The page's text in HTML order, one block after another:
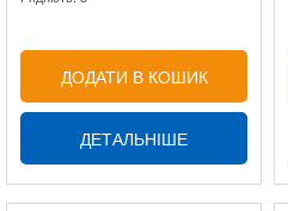
ДОДАТИ В КОШИК
ДЕТАЛЬНІШЕ